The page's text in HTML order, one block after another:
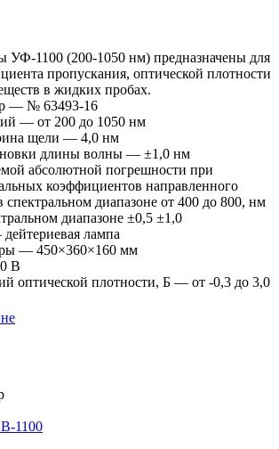
УФ-1100 (200-1050 нм) предназначены для
пропускания, оптической плотности
в жидких пробах.
— № 63493-16
— от 200 до 1050 нм
щели — 4,0 нм
длины волны — ±1,0 нм
абсолютной погрешности при
коэффициентов направленного
спектральном диапазоне от 400 до 800, нм
диапазоне ±0,5 ±1,0
дейтериевая лампа
— 450×360×160 мм
В
оптической плотности, Б — от -0,3 до 3,0
1100